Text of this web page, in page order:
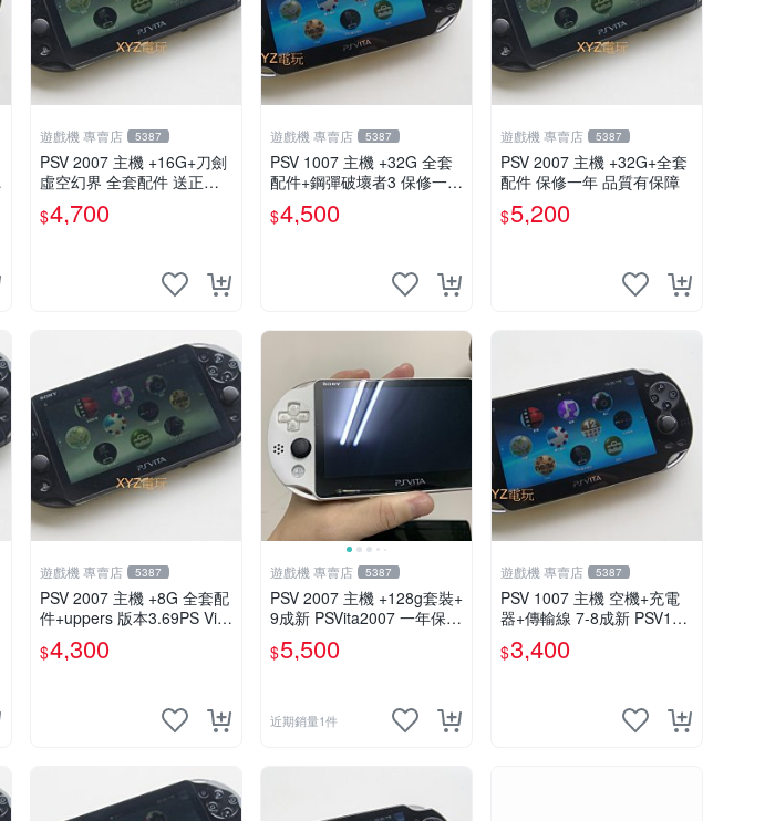
遊戲機 專賣店 5387
PSV 2007 主機 +16G+刀劍
虛空幻界 全套配件 送正版
$4,700
遊戲機 專賣店 5387
PSV 1007 主機 +32G 全套
配件+鋼彈破壞者3 保修一年
品質有保障 psvita
$4,500
遊戲機 專賣店 5387
PSV 2007 主機 +32G+全套
配件 保修一年 品質有保障
$5,200
遊戲機 專賣店 5387
PSV 2007 主機 +8G 全套配
件+uppers 版本3.69PS Vita
$4,300
遊戲機 專賣店 5387
PSV 2007 主機 +128g套裝+
9成新 PSVita2007 一年保修
遊戲機 以改 變革
$5,500
近期銷量1件
遊戲機 專賣店 5387
PSV 1007 主機 空機+充電
器+傳輸線 7-8成新 PSV100
7 一年保修
$3,400